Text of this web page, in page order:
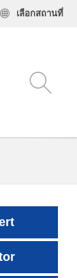
เลือกสถานที่